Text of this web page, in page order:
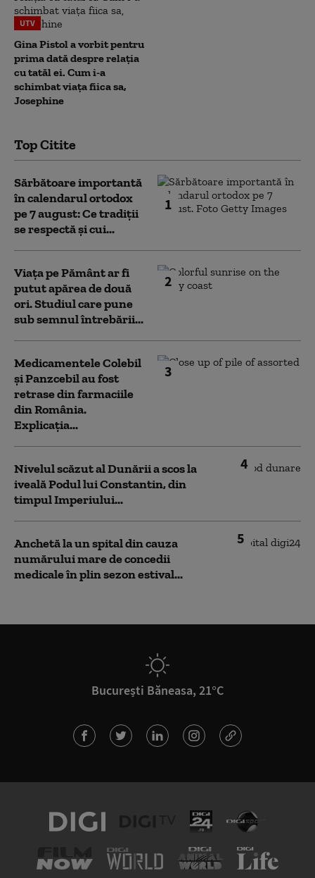
UTV
Gina Pistol a vorbit pentru
prima dată despre relația
cu tatăl ei. Cum i-a
schimbat viața fiica sa,
Josephine
Top Citite
1
Sărbătoare importantă
în calendarul ortodox
pe 7 august: Ce tradiții
se respectă și cui...
2
Viața pe Pământ ar fi
putut apărea de două
ori. Studiul care pune
sub semnul întrebării...
3
Medicamentele Colebil
și Panzcebil au fost
retrase din farmaciile
din România.
Explicația...
4
Nivelul scăzut al Dunării a scos la
iveală Podul lui Constantin, din
timpul Imperiului...
5
Anchetă la un spital din cauza
numărului mare de concedii
medicale în plin sezon estival...
București Băneasa, 21°C